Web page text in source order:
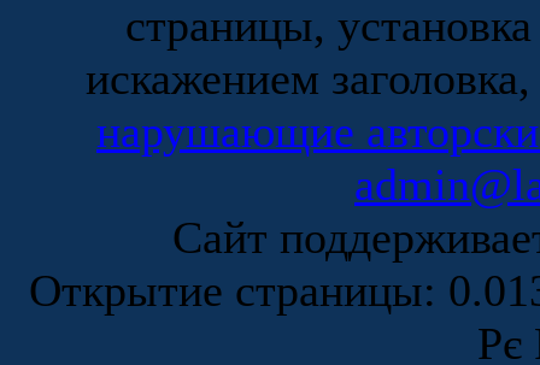
страницы,
искажением
нарушающие
Сайт
Открытие страницы:
Рє